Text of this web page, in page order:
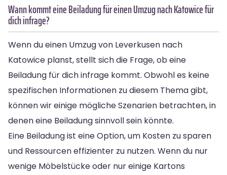
Wann kommt eine Beiladung für einen Umzug nach Katowice für
dich infrage?
Wenn du einen Umzug von Leverkusen nach
Katowice planst, stellt sich die Frage, ob eine
Beiladung für dich infrage kommt. Obwohl es keine
spezifischen Informationen zu diesem Thema gibt,
können wir einige mögliche Szenarien betrachten, in
denen eine Beiladung sinnvoll sein könnte.
Eine Beiladung ist eine Option, um Kosten zu sparen
und Ressourcen effizienter zu nutzen. Wenn du nur
wenige Möbelstücke oder nur einige Kartons